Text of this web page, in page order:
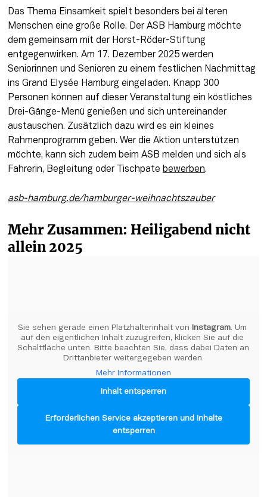
Das Thema Einsamkeit spielt besonders bei älteren
Menschen eine große Rolle. Der ASB Hamburg möchte
dem gemeinsam mit der Horst-Röder-Stiftung
entgegenwirken. Am 17. Dezember 2025 werden
Seniorinnen und Senioren zu einem festlichen Nachmittag
ins Grand Elysée Hamburg eingeladen. Knapp 300
Personen können auf dieser Veranstaltung ein köstliches
Drei-Gänge-Menü genießen und sich untereinander
austauschen. Zusätzlich dazu wird es ein kleines
Rahmenprogramm geben. Wer die Aktion unterstützen
möchte, kann sich zudem beim ASB melden und sich als
Fahrerin, Begleitung oder Tischpate bewerben.
asb-hamburg.de/hamburger-weihnachtszauber
Mehr Zusammen: Heiligabend nicht
allein 2025
Sie sehen gerade einen Platzhalterinhalt von Instagram. Um
auf den eigentlichen Inhalt zuzugreifen, klicken Sie auf die
Schaltfläche unten. Bitte beachten Sie, dass dabei Daten an
Drittanbieter weitergegeben werden.
Mehr Informationen
Inhalt entsperren
Erforderlichen Service akzeptieren und Inhalte
entsperren